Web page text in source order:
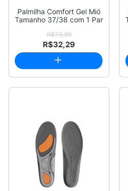
Palmilha Comfort Gel Mió
Tamanho 37/38 com 1 Par
R$73,99
R$32,29